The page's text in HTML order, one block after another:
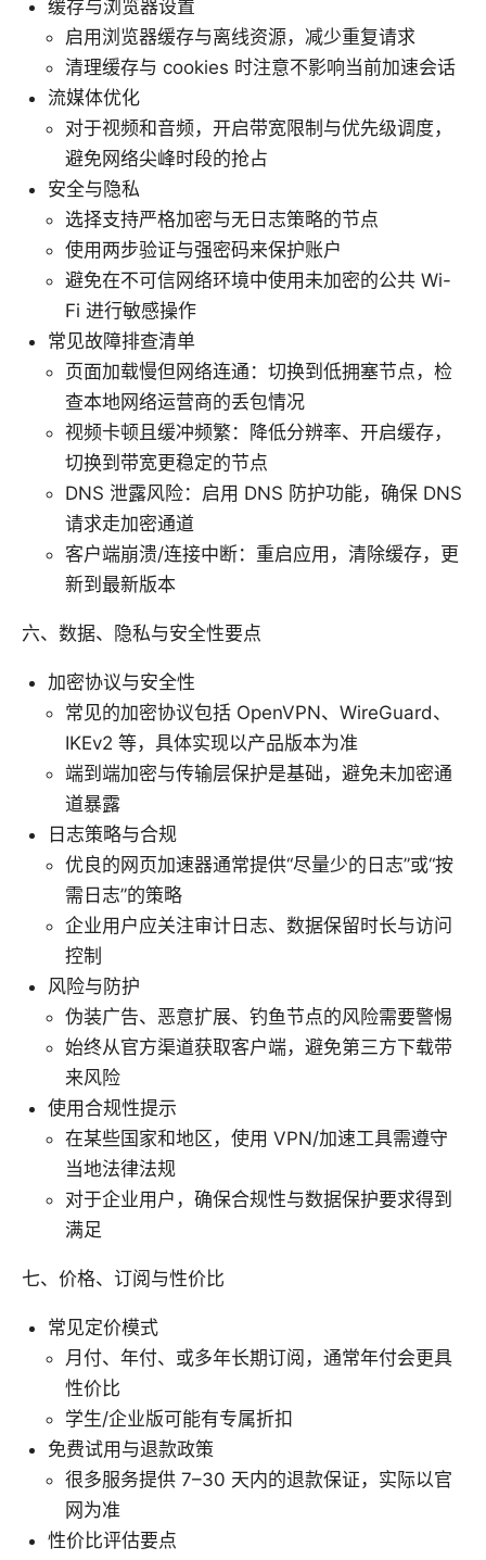
缓存与浏览器设置
启用浏览器缓存与离线资源，减少重复请求
清理缓存与 cookies 时注意不影响当前加速会话
流媒体优化
对于视频和音频，开启带宽限制与优先级调度，
避免网络尖峰时段的抢占
安全与隐私
选择支持严格加密与无日志策略的节点
使用两步验证与强密码来保护账户
避免在不可信网络环境中使用未加密的公共 Wi-
Fi 进行敏感操作
常见故障排查清单
页面加载慢但网络连通：切换到低拥塞节点，检
查本地网络运营商的丢包情况
视频卡顿且缓冲频繁：降低分辨率、开启缓存，
切换到带宽更稳定的节点
DNS 泄露风险：启用 DNS 防护功能，确保 DNS
请求走加密通道
客户端崩溃/连接中断：重启应用，清除缓存，更
新到最新版本
六、数据、隐私与安全性要点
加密协议与安全性
常见的加密协议包括 OpenVPN、WireGuard、
IKEv2 等，具体实现以产品版本为准
端到端加密与传输层保护是基础，避免未加密通
道暴露
日志策略与合规
优良的网页加速器通常提供“尽量少的日志”或“按
需日志”的策略
企业用户应关注审计日志、数据保留时长与访问
控制
风险与防护
伪装广告、恶意扩展、钓鱼节点的风险需要警惕
始终从官方渠道获取客户端，避免第三方下载带
来风险
使用合规性提示
在某些国家和地区，使用 VPN/加速工具需遵守
当地法律法规
对于企业用户，确保合规性与数据保护要求得到
满足
七、价格、订阅与性价比
常见定价模式
月付、年付、或多年长期订阅，通常年付会更具
性价比
学生/企业版可能有专属折扣
免费试用与退款政策
很多服务提供 7–30 天内的退款保证，实际以官
网为准
性价比评估要点